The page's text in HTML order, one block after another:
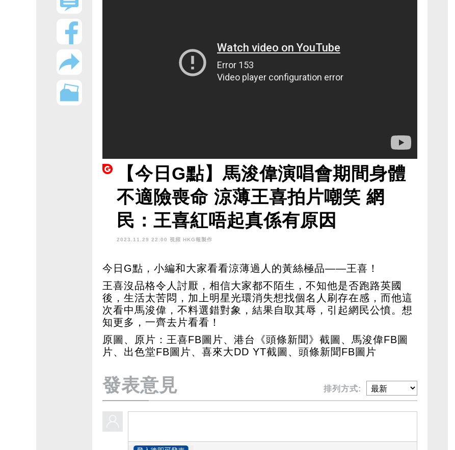
【今日G點】馬浚偉演唱會期間身體
不適險喪命 涼薄王喜拍片嘲笑 網
民：王喜紅唔起真係有原因
2023.11.29 22:00 視頻 HKG報製作
今日G點，小編和大家看看涼薄過人的黃絲極品——王喜！
王喜沒品格令人討厭，相信大家都不陌生，不知他是否跑路英國
後，生活太苦悶，加上明星光環消失想找個名人刷存在感，而他這
次看中馬浚偉，不料選錯對象，結果自取其辱，引起網民公憤。想
知更多，一齊去片看看！
原圖、原片：王喜FB圖片、港台《頭條新聞》截圖、馬浚偉FB圖
片、出色堂FB圖片、喜來大DD YT截圖、頭條新聞FB圖片
發表意見 排列方式: